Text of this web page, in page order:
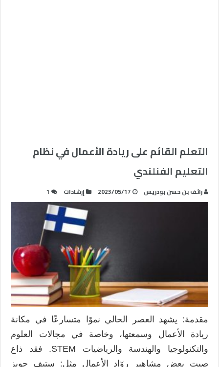
التعلم القائم على ريادة الأعمال في نظام
التعليم الفنلندي
رائف بن حسن بودريس 2023/05/17 إرشادات 1
مقدمة: يشهد العصر الحالي نموًا متسارعًا في مكانة
ريادة الأعمال وسمعتها، وخاصة في مجالات العلوم
والتكنولوجيا والهندسة والرياضيات STEM. فقد ذاع
صِيت بعض مشاهير روّاد الأعمال مثل: ستيف جوبز